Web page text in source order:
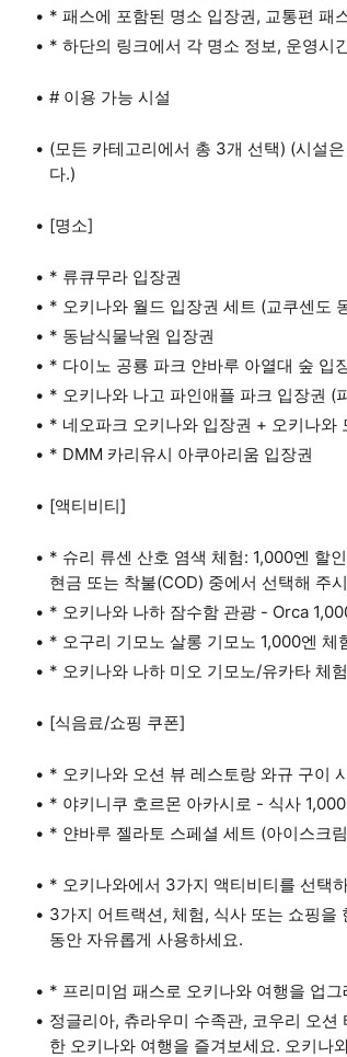
* 패스에 포함된 명소 입장권, 교통편 패
* 하단의 링크에서 각 명소 정보, 운영시
# 이용 가능 시설
(모든 카테고리에서 총 3개 선택) (시설
다.)
[명소]
* 류큐무라 입장권
* 오키나와 월드 입장권 세트 (교쿠센도
* 동남식물낙원 입장권
* 다이노 공룡 파크 얀바루 아열대 숲 입
* 오키나와 나고 파인애플 파크 입장권 (
* 네오파크 오키나와 입장권 + 오키나와
* DMM 카리유시 아쿠아리움 입장권
[액티비티]
* 슈리 류센 산호 염색 체험: 1,000엔 할
현금 또는 착불(COD) 중에서 선택해 주
* 오키나와 나하 잠수함 관광 - Orca
* 오구리 기모노 살롱 기모노 1,000엔 체
* 오키나와 나하 미오 기모노/유카타 체
[식음료/쇼핑 쿠폰]
* 오키나와 오션 뷰 레스토랑 와규 구이
* 야키니쿠 호르몬 아카시로 - 식사
* 얀바루 젤라토 스페셜 세트 (아이스크
* 오키나와에서 3가지 액티비티를 선택
3가지 어트랙션, 체험, 식사 또는 쇼핑
동안 자유롭게 사용하세요.
* 프리미엄 패스로 오키나와 여행을 업
정글리아, 츄라우미 수족관, 코우리 오
한 오키나와 여행을 즐겨보세요. 오키나